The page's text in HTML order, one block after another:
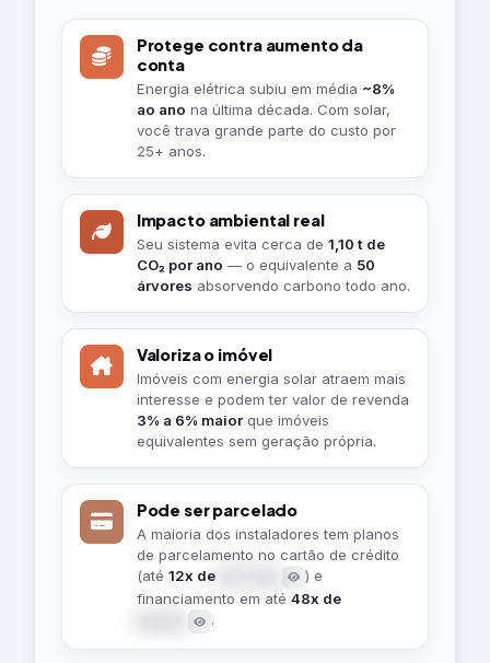
O
que
projeto
traz
para
você
Protege contra aumento da
conta
Energia elétrica subiu em média ~8%
ao ano na última década. Com solar,
você trava grande parte do custo por
25+ anos.
Impacto ambiental real
Seu sistema evita cerca de 1,10 t de
CO₂ por ano — o equivalente a 50
árvores absorvendo carbono todo ano.
Valoriza o imóvel
Imóveis com energia solar atraem mais
interesse e podem ter valor de revenda
3% a 6% maiorque imóveis
equivalentes sem geração própria.
Pode ser parcelado
A maioria dos instaladores tem planos
de parcelamento no cartão de crédito
(até 12x de
) e
financiamento em até 48x de
.